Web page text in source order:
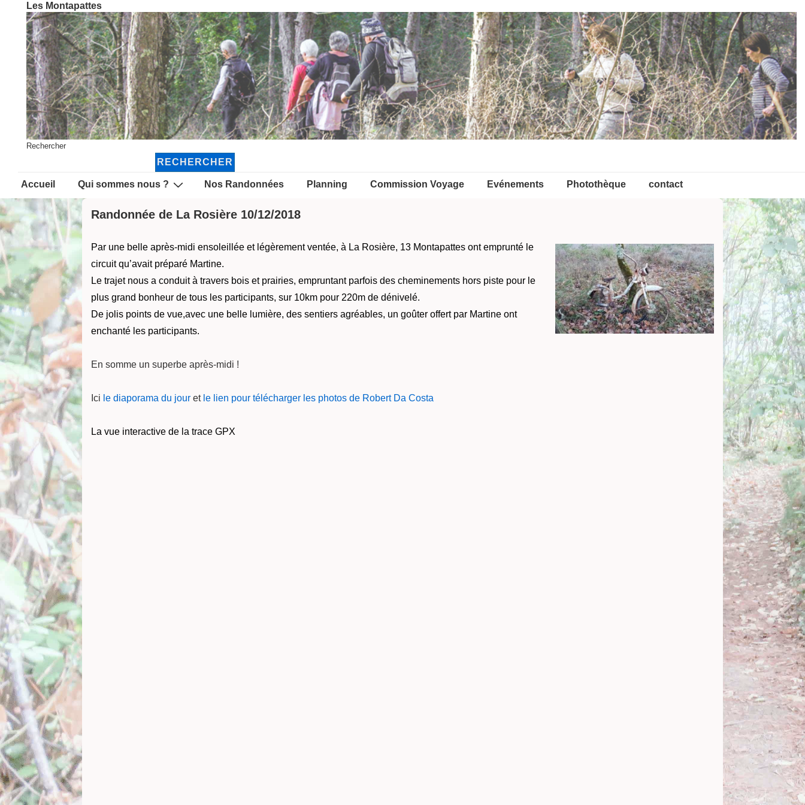
passer
contenu
principal
Les Montapattes
Rechercher
RECHERCHER
Main
Navigation
Accueil Qui sommes nous ? Nos Randonnées Planning Commission Voyage Evénements Photothèque contact
Randonnée de La Rosière 10/12/2018
Par une belle après-midi ensoleillée et légèrement ventée, à La Rosière, 13 Montapattes ont emprunté le
circuit qu’avait préparé Martine.
Le trajet nous a conduit à travers bois et prairies, empruntant parfois des cheminements hors piste pour le
plus grand bonheur de tous les participants, sur 10km pour 220m de dénivelé.
De jolis points de vue,avec une belle lumière, des sentiers agréables, un goûter offert par Martine ont
enchanté les participants.
En somme un superbe après-midi !
Ici le diaporama du jour et le lien pour télécharger les photos de Robert Da Costa
La vue interactive de la trace GPX